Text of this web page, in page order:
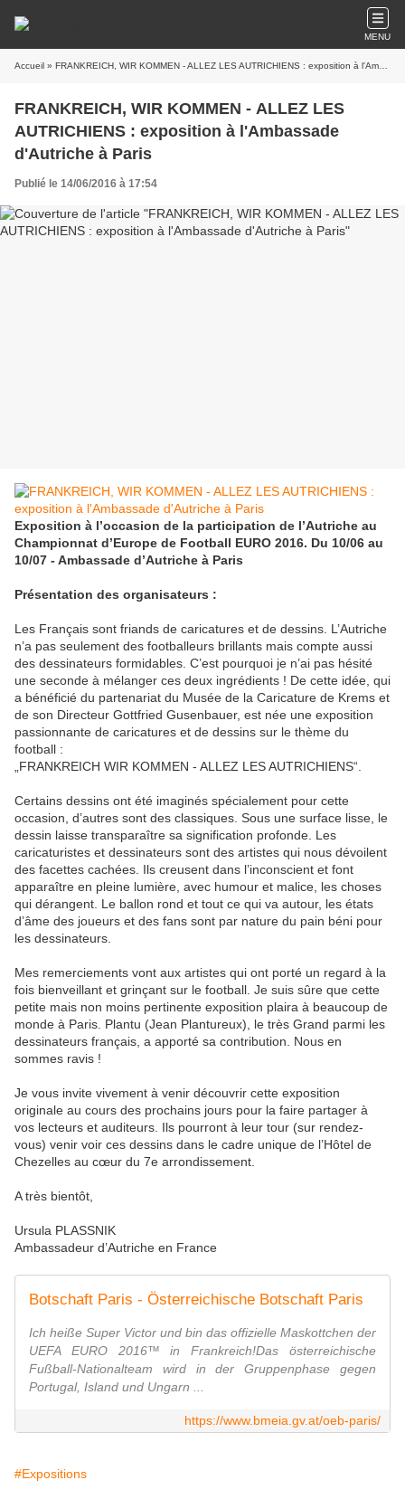
MENU
Accueil » FRANKREICH, WIR KOMMEN - ALLEZ LES AUTRICHIENS : exposition à l'Ambassade d'Autriche à Paris
FRANKREICH, WIR KOMMEN - ALLEZ LES
AUTRICHIENS : exposition à l'Ambassade
d'Autriche à Paris
Publié le 14/06/2016 à 17:54
Exposition à l’occasion de la participation de l’Autriche au
Championnat d’Europe de Football EURO 2016. Du 10/06 au
10/07 - Ambassade d’Autriche à Paris
Présentation des organisateurs :
Les Français sont friands de caricatures et de dessins. L’Autriche
n’a pas seulement des footballeurs brillants mais compte aussi
des dessinateurs formidables. C’est pourquoi je n’ai pas hésité
une seconde à mélanger ces deux ingrédients ! De cette idée, qui
a bénéficié du partenariat du Musée de la Caricature de Krems et
de son Directeur Gottfried Gusenbauer, est née une exposition
passionnante de caricatures et de dessins sur le thème du
football :
„FRANKREICH WIR KOMMEN - ALLEZ LES AUTRICHIENS“.
Certains dessins ont été imaginés spécialement pour cette
occasion, d’autres sont des classiques. Sous une surface lisse, le
dessin laisse transparaître sa signification profonde. Les
caricaturistes et dessinateurs sont des artistes qui nous dévoilent
des facettes cachées. Ils creusent dans l’inconscient et font
apparaître en pleine lumière, avec humour et malice, les choses
qui dérangent. Le ballon rond et tout ce qui va autour, les états
d’âme des joueurs et des fans sont par nature du pain béni pour
les dessinateurs.
Mes remerciements vont aux artistes qui ont porté un regard à la
fois bienveillant et grinçant sur le football. Je suis sûre que cette
petite mais non moins pertinente exposition plaira à beaucoup de
monde à Paris. Plantu (Jean Plantureux), le très Grand parmi les
dessinateurs français, a apporté sa contribution. Nous en
sommes ravis !
Je vous invite vivement à venir découvrir cette exposition
originale au cours des prochains jours pour la faire partager à
vos lecteurs et auditeurs. Ils pourront à leur tour (sur rendez-
vous) venir voir ces dessins dans le cadre unique de l’Hôtel de
Chezelles au cœur du 7e arrondissement.
A très bientôt,
Ursula PLASSNIK
Ambassadeur d’Autriche en France
Botschaft Paris - Österreichische Botschaft Paris
Ich heiße Super Victor und bin das offizielle Maskottchen der
UEFA EURO 2016™ in Frankreich!Das österreichische
Fußball-Nationalteam wird in der Gruppenphase gegen
Portugal, Island und Ungarn ...
https://www.bmeia.gv.at/oeb-paris/
#Expositions